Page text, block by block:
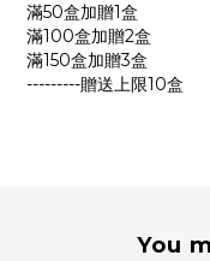
滿50盒加贈1盒
滿100盒加贈2盒
滿150盒加贈3盒
---------贈送上限10盒
You